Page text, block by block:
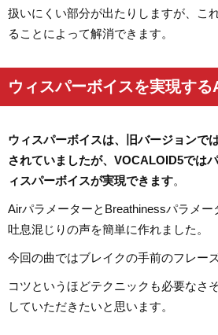
扱いにくい部分が出たりしますが、こ
ることによって解消できます。
ウィスパーボイスを実現す
ウィスパーボイスは、旧バージョンで
されていましたが、VOCALOID5では
ィスパーボイスが実現できます。
AirパラメーターとBreathinessパラメー
吐息混じりの声を簡単に作れました。
今回の曲ではブレイクの手前のフレー
コツというほどテクニックも必要なさ
していただきたいと思います。